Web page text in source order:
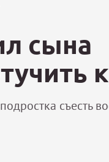
сына
съесть